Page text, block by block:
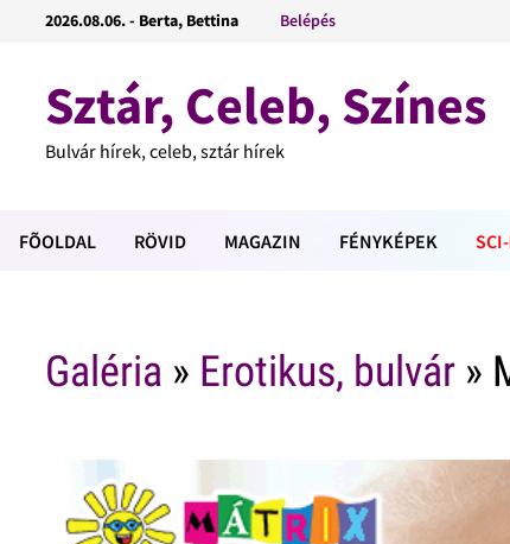
2026.08.06. - Berta, Bettina Belépés
Sztár, Celeb, Színes
Bulvár hírek, celeb, sztár hírek
FÕOLDAL RÖVID MAGAZIN FÉNYKÉPEK
Galéria » Erotikus, bulvár »